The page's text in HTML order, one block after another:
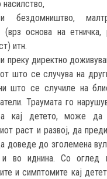
бездомништво,
(врз основа на етничка,
итн.
преку директно
што се случува на
што се случиле на
Траумата го
кај детето, може да
раст и развој, да
доведе до зголемена
и во иднина. Со оглед
и симптомите кај